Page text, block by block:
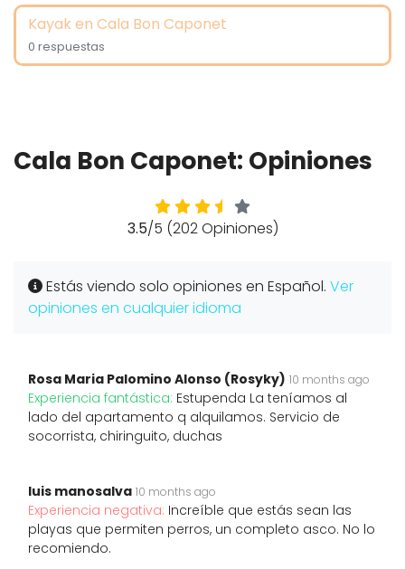
Kayak en Cala Bon Caponet
0 respuestas
Cala Bon Caponet: Opiniones
3.5/5 (202 Opiniones)
Estás viendo solo opiniones en Español. Ver
opiniones en cualquier idioma
Rosa Maria Palomino Alonso (Rosyky) 10 months ago
Experiencia fantástica: Estupenda La teníamos al
lado del apartamento q alquilamos. Servicio de
socorrista, chiringuito, duchas
luis manosalva 10 months ago
Experiencia negativa: Increíble que estás sean las
playas que permiten perros, un completo asco. No lo
recomiendo.